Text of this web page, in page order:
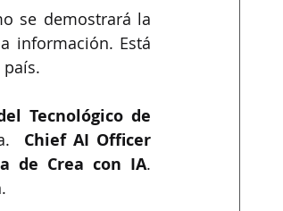
se demostrará la
información. Está
Tecnológico de
Chief AI Officer
de Crea con IA.